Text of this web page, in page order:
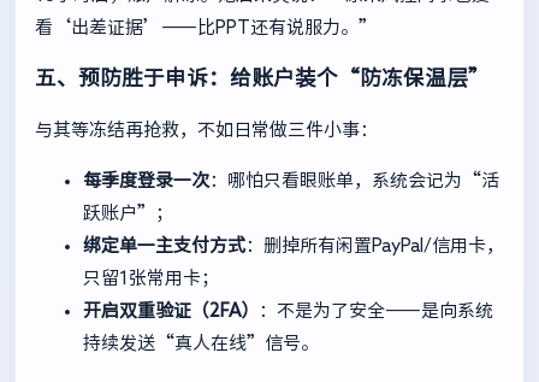
看‘出差证据’——比PPT还有说服力。”
五、预防胜于申诉：给账户装个“防冻保温层”
与其等冻结再抢救，不如日常做三件小事：
每季度登录一次 ：哪怕只看眼账单，系统会记为“活
跃账户”；
绑定单一主支付方式 ：删掉所有闲置PayPal/信用卡，
只留1张常用卡；
开启双重验证（2FA）
：不是为了安全——是向系统
持续发送“真人在线”信号。